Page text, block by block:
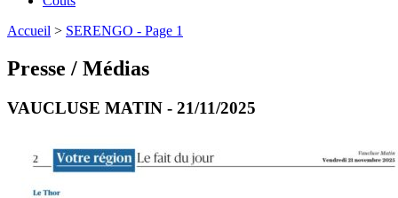
Accueil > SERENGO - Page 1
Presse / Médias
VAUCLUSE MATIN - 21/11/2025